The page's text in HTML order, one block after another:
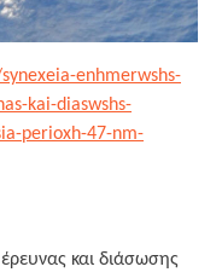
enhmerwshs-
kai-diaswshs-
perioxh-47-nm-
και διάσωσης